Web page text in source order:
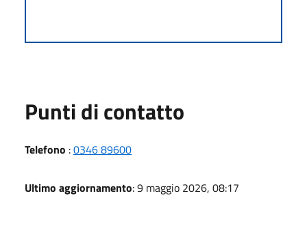
Punti di contatto
Telefono :0346 89600
Ultimo aggiornamento: 9 maggio 2026, 08:17